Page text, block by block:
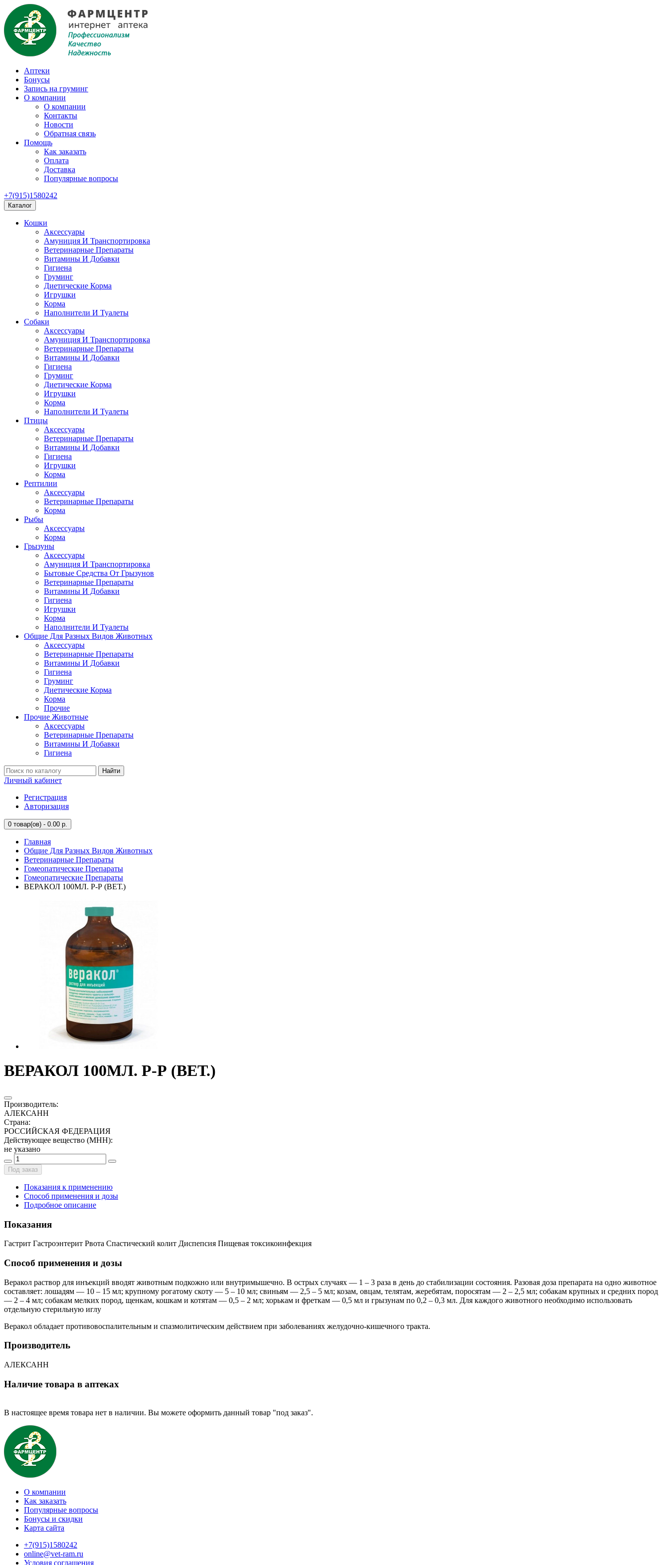
Аптеки
Бонусы
Запись на груминг
О компании
О компании
Контакты
Новости
Обратная связь
Помощь
Как заказать
Оплата
Доставка
Популярные вопросы
+7(915)1580242
Каталог
Кошки
Аксессуары
Амуниция И Транспортировка
Ветеринарные Препараты
Витамины И Добавки
Гигиена
Груминг
Диетические Корма
Игрушки
Корма
Наполнители И Туалеты
Собаки
Аксессуары
Амуниция И Транспортировка
Ветеринарные Препараты
Витамины И Добавки
Гигиена
Груминг
Диетические Корма
Игрушки
Корма
Наполнители И Туалеты
Птицы
Аксессуары
Ветеринарные Препараты
Витамины И Добавки
Гигиена
Игрушки
Корма
Рептилии
Аксессуары
Ветеринарные Препараты
Корма
Рыбы
Аксессуары
Корма
Грызуны
Аксессуары
Амуниция И Транспортировка
Бытовые Средства От Грызунов
Ветеринарные Препараты
Витамины И Добавки
Гигиена
Игрушки
Корма
Наполнители И Туалеты
Общие Для Разных Видов Животных
Аксессуары
Ветеринарные Препараты
Витамины И Добавки
Гигиена
Груминг
Диетические Корма
Корма
Прочие
Прочие Животные
Аксессуары
Ветеринарные Препараты
Витамины И Добавки
Гигиена
Найти
Личный кабинет
Регистрация
Авторизация
0 товар(ов) - 0.00 р.
Главная
Общие Для Разных Видов Животных
Ветеринарные Препараты
Гомеопатические Препараты
Гомеопатические Препараты
ВЕРАКОЛ 100МЛ. Р-Р (ВЕТ.)
ВЕРАКОЛ 100МЛ. Р-Р (ВЕТ.)
Производитель:
АЛЕКСАНН
Страна:
РОССИЙСКАЯ ФЕДЕРАЦИЯ
Действующее вещество (МНН):
не указано
Под заказ
Показания к применению
Способ применения и дозы
Подробное описание
Показания
Гастрит Гастроэнтерит Рвота Спастический колит Диспепсия Пищевая токсикоинфекция
Способ применения и дозы
Веракол раствор для инъекций вводят животным подкожно или внутримышечно. В острых случаях — 1 – 3 раза в день до стабилизации состояния. Разовая доза препарата на одно животное
составляет: лошадям — 10 – 15 мл; крупному рогатому скоту — 5 – 10 мл; свиньям — 2,5 – 5 мл; козам, овцам, телятам, жеребятам, поросятам — 2 – 2,5 мл; собакам крупных и средних пород
— 2 – 4 мл; собакам мелких пород, щенкам, кошкам и котятам — 0,5 – 2 мл; хорькам и фреткам — 0,5 мл и грызунам по 0,2 – 0,3 мл. Для каждого животного необходимо использовать
отдельную стерильную иглу
Веракол обладает противовоспалительным и спазмолитическим действием при заболеваниях желудочно-кишечного тракта.
Производитель
АЛЕКСАНН
Наличие товара в аптеках
В настоящее время товара нет в наличии. Вы можете оформить данный товар "под заказ".
О компании
Как заказать
Популярные вопросы
Бонусы и скидки
Карта сайта
+7(915)1580242
online@vet-ram.ru
Условия соглашения